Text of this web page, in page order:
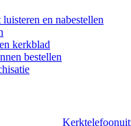
en nabestellen
kerkblad
bestellen